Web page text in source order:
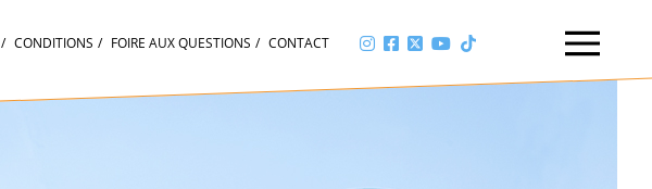
CONDITIONS FOIRE AUX QUESTIONS CONTACT